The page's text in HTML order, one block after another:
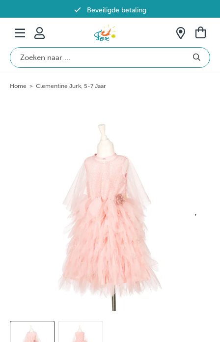
Beveiligde betaling
Gratis verzending vanaf €69 in België
Home > Clementine Jurk, 5-7 Jaar